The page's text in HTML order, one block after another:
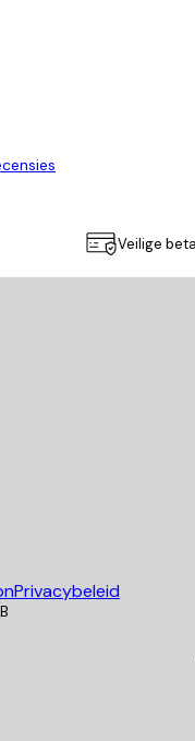
Veilige
Privacybeleid